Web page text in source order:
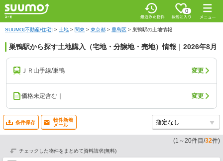
0
SUUMO[不動産/住宅] > 土地 > 関東 > 東京都 > 豊島区 > 巣鴨駅の土地情報
巣鴨駅から探す土地購入（宅地・分譲地・売地）情報｜2026年8月
ＪＲ山手線/巣鴨 変更
価格未定含む｜ 変更
条件保存
物件新着
メール
(1 ～20件目/32件)
チェックした物件をまとめて資料請求(無料)